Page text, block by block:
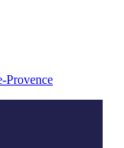
Provence